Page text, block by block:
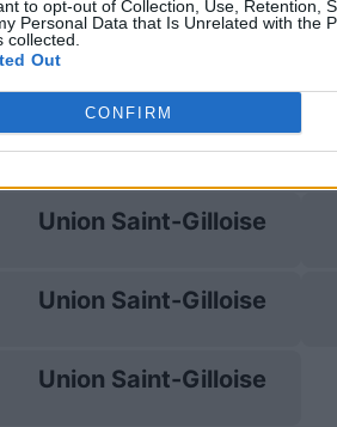
to opt-out of Collection, Use, Retention,
Personal Data that Is Unrelated with the
collected.
Out
CONFIRM
Union Saint-Gilloise
Union Saint-Gilloise
Union Saint-Gilloise
Union Saint-Gilloise
Union Saint-Gilloise